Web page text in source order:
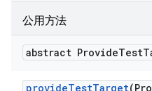
公用方法
abstract ProvideTest
provideTestTarget